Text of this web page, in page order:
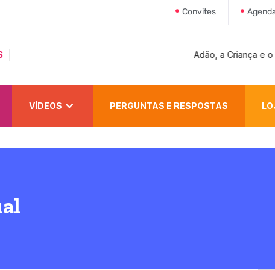
Convites
VÍDEOS PERGUNTAS E RESPOSTAS